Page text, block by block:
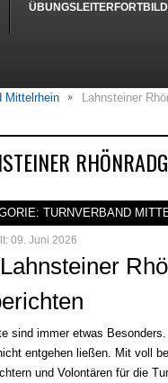
Mittelrhein Lahnsteiner
TURNVERBAND
09. Juni 2026
sind immer etwas
entgehen ließen. Mit voll
und Volontären für die